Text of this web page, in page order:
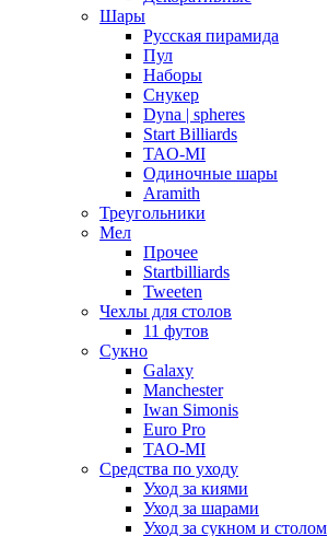
Шары
Русская пирамида
Пул
Наборы
Снукер
Dyna | spheres
Start Billiards
TAO-MI
Одиночные шары
Aramith
Треугольники
Мел
Прочее
Startbilliards
Tweeten
Чехлы для столов
11 футов
Сукно
Galaxy
Manchester
Iwan Simonis
Euro Pro
TAO-MI
Средства по уходу
Уход за киями
Уход за шарами
Уход за сукном и столом